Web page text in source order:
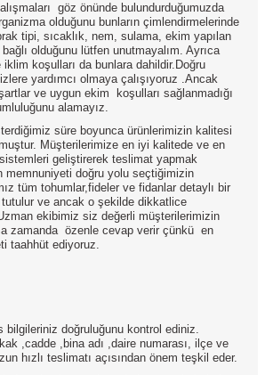
göz önünde bulundurduğumuzda
olduğunu bunların çimlendirmelerinde
tipi, sıcaklık, nem, sulama, ekim yapılan
olduğunu lütfen unutmayalım. Ayrıca
iklim koşulları da bunlara dahildir.Doğru
yardımcı olmaya çalışıyoruz .Ancak
ve uygun ekim
koşulları sağlanmadığı
alamayız.
süre boyunca ürünlerimizin kalitesi
Müşterilerimize en iyi kalitede ve en
geliştirerek teslimat yapmak
memnuniyeti doğru yolu seçtiğimizin
tüm tohumlar,fideler ve fidanlar detaylı bir
ve ancak o şekilde dikkatlice
ekibimiz siz değerli müşterilerimizin
zamanda özenle cevap verir çünkü en
taahhüt ediyoruz.
bilgileriniz doğruluğunu kontrol ediniz.
,cadde ,bina adı ,daire numarası, ilçe ve
hızlı teslimatı açısından önem teşkil eder.